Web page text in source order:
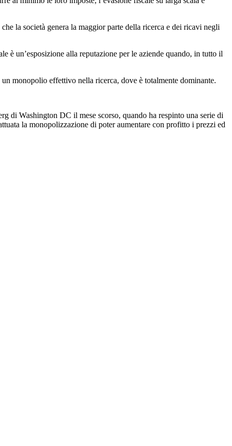
la società genera la maggior parte della ricerca e dei ricavi negli
è un’esposizione alla reputazione per le aziende quando, in tutto il
monopolio effettivo nella ricerca, dove è totalmente dominante.
di Washington DC il mese scorso, quando ha respinto una serie di
la monopolizzazione di poter aumentare con profitto i prezzi ed